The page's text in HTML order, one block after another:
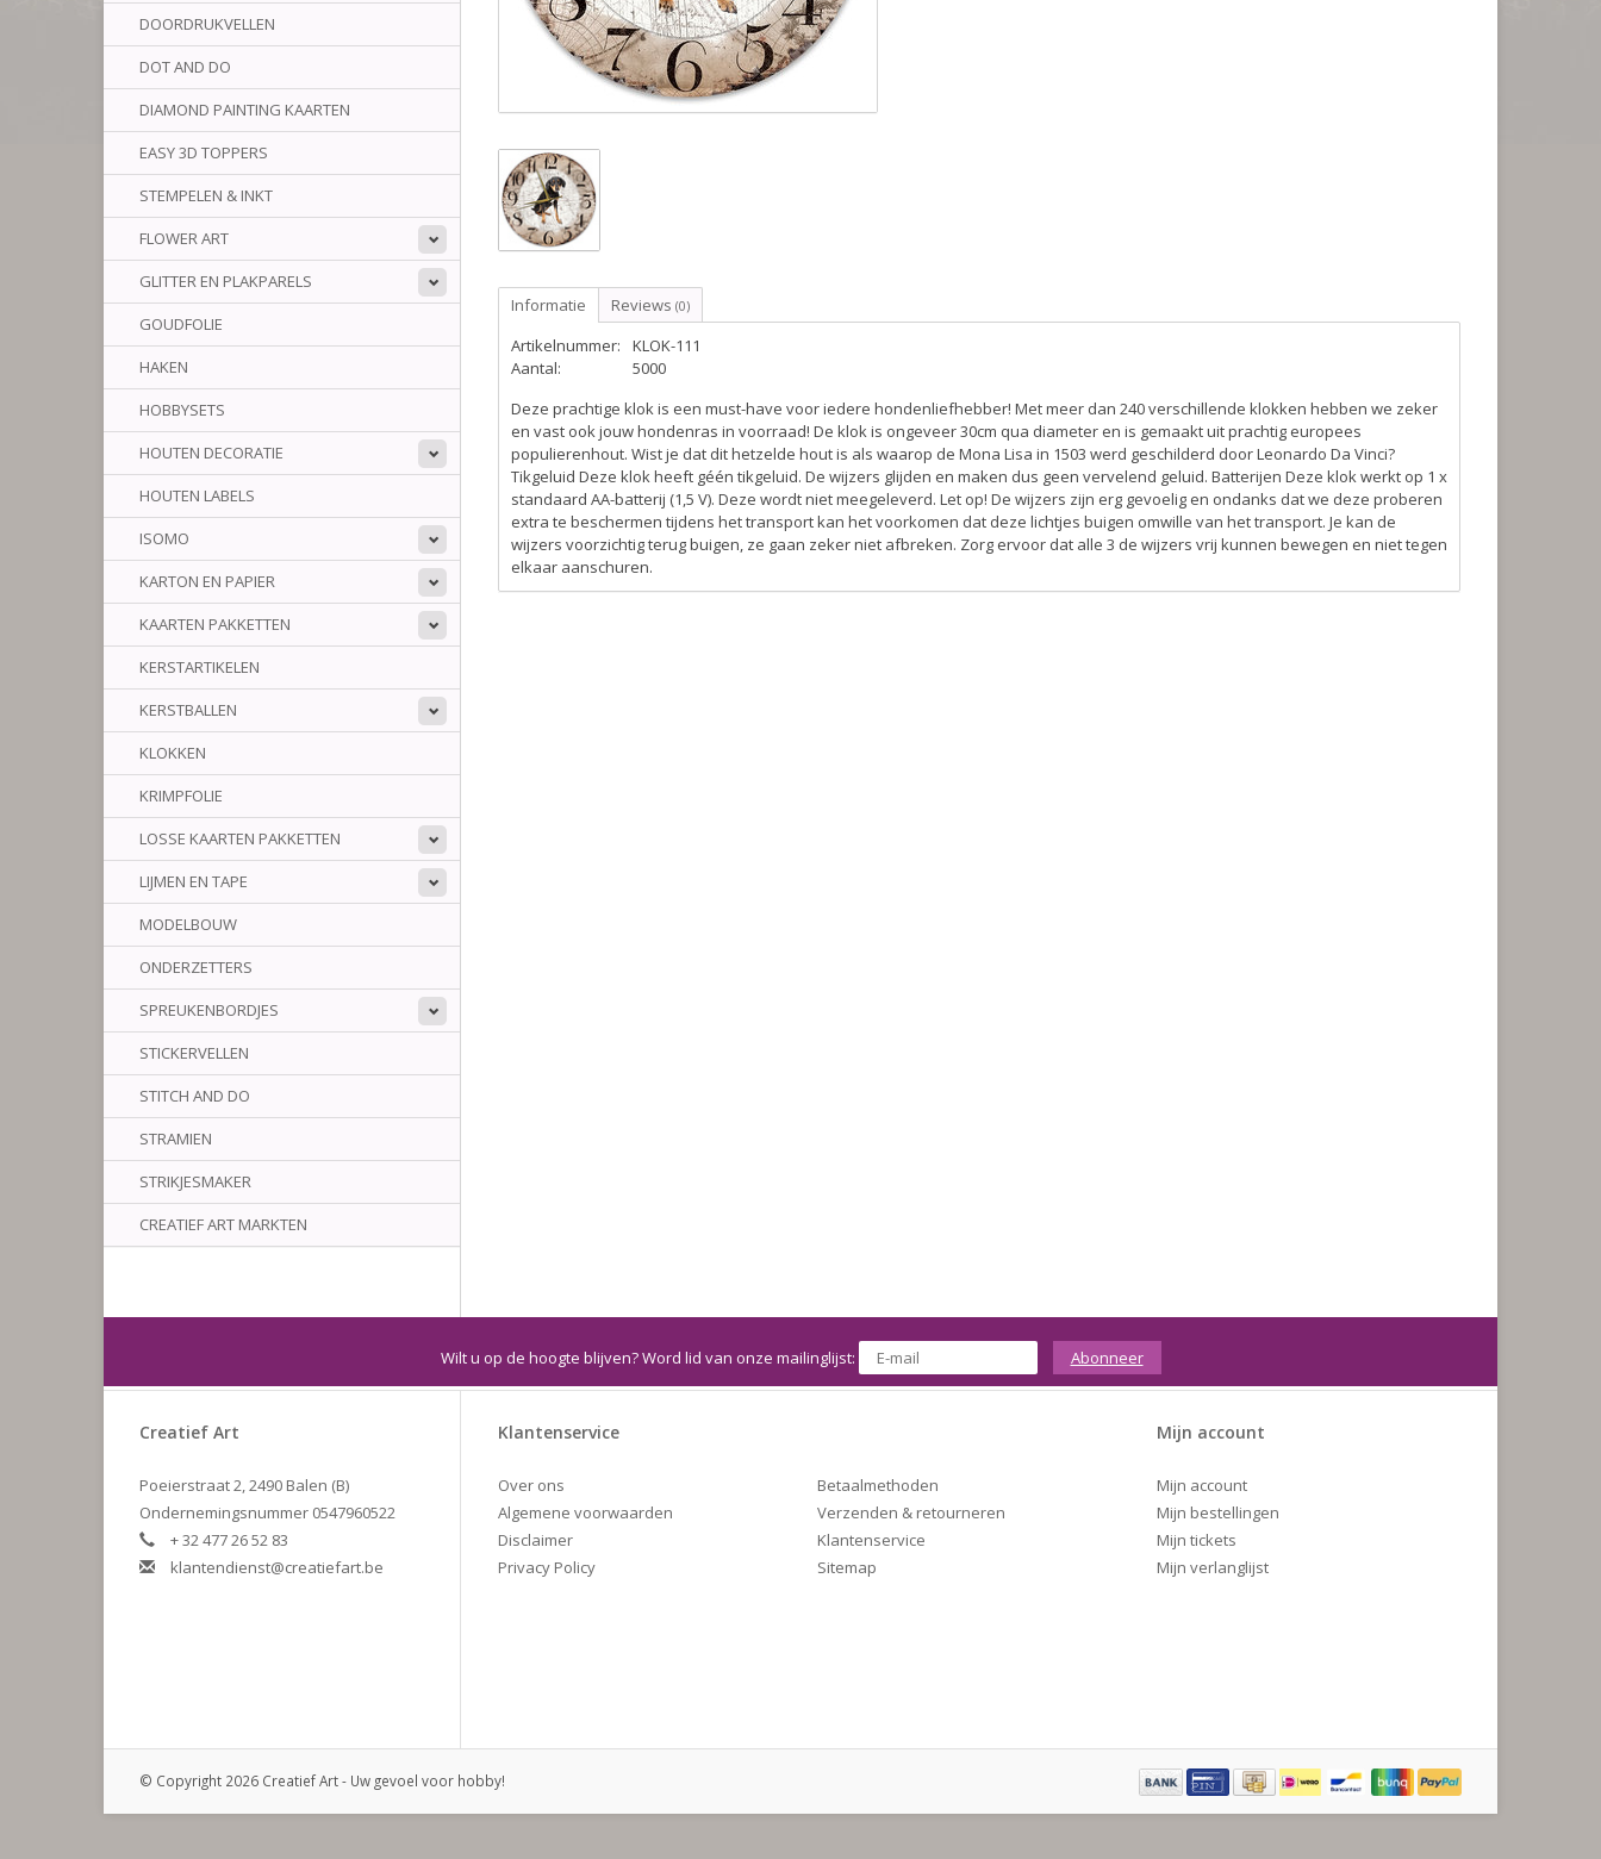
DOORDRUKVELLEN
DOT AND DO
DIAMOND PAINTING KAARTEN
EASY 3D TOPPERS
STEMPELEN & INKT
FLOWER ART
GLITTER EN PLAKPARELS
GOUDFOLIE
HAKEN
HOBBYSETS
HOUTEN DECORATIE
HOUTEN LABELS
ISOMO
KARTON EN PAPIER
KAARTEN PAKKETTEN
KERSTARTIKELEN
KERSTBALLEN
KLOKKEN
KRIMPFOLIE
LOSSE KAARTEN PAKKETTEN
LIJMEN EN TAPE
MODELBOUW
ONDERZETTERS
SPREUKENBORDJES
STICKERVELLEN
STITCH AND DO
STRAMIEN
STRIKJESMAKER
CREATIEF ART MARKTEN
Informatie Reviews (0)
Artikelnummer:
KLOK-111
Aantal:
5000
Deze prachtige klok is een must-have voor iedere hondenliefhebber! Met meer dan 240 verschillende klokken hebben we zeker
en vast ook jouw hondenras in voorraad! De klok is ongeveer 30cm qua diameter en is gemaakt uit prachtig europees
populierenhout. Wist je dat dit hetzelde hout is als waarop de Mona Lisa in 1503 werd geschilderd door Leonardo Da Vinci?
Tikgeluid Deze klok heeft géén tikgeluid. De wijzers glijden en maken dus geen vervelend geluid. Batterijen Deze klok werkt op 1 x
standaard AA-batterij (1,5 V). Deze wordt niet meegeleverd. Let op! De wijzers zijn erg gevoelig en ondanks dat we deze proberen
extra te beschermen tijdens het transport kan het voorkomen dat deze lichtjes buigen omwille van het transport. Je kan de
wijzers voorzichtig terug buigen, ze gaan zeker niet afbreken. Zorg ervoor dat alle 3 de wijzers vrij kunnen bewegen en niet tegen
elkaar aanschuren.
Wilt u op de hoogte blijven? Word lid van onze mailinglijst: Abonneer
Creatief Art
Poeierstraat 2, 2490 Balen (B)
Ondernemingsnummer 0547960522
+ 32 477 26 52 83
klantendienst@creatiefart.be
Klantenservice
Over ons
Algemene voorwaarden
Disclaimer
Privacy Policy
Betaalmethoden
Verzenden & retourneren
Klantenservice
Sitemap
Mijn account
Mijn account
Mijn bestellingen
Mijn tickets
Mijn verlanglijst
© Copyright 2026 Creatief Art - Uw gevoel voor hobby!